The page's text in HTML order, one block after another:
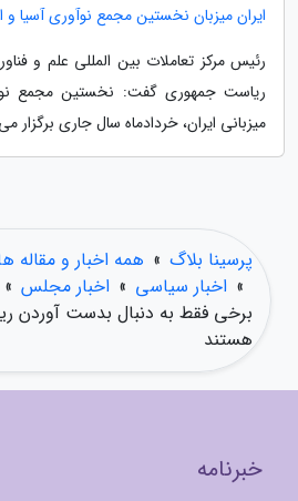
ایران میزبان نخستین مجمع نوآوری آسیا و
رئیس مرکز تعاملات بین المللی علم و
ریاست جمهوری گفت: نخستین مجمع
میزبانی ایران، خردادماه سال جاری برگزار
پرسینا بلاگ » همه اخبار و مقاله
» اخبار سیاسی » اخبار مجلس »
برخی فقط به دنبال بدست آوردن
هستند
خبرنامه